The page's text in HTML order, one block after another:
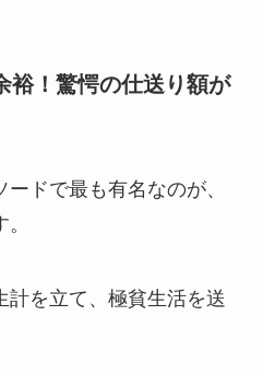
裕！驚愕の仕送り額が
ドで最も有名なのが、
計を立て、極貧生活を送